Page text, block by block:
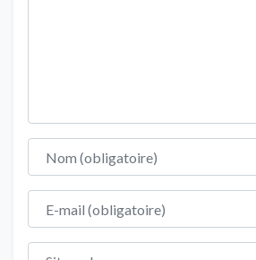
Nom
E-mail
Site web